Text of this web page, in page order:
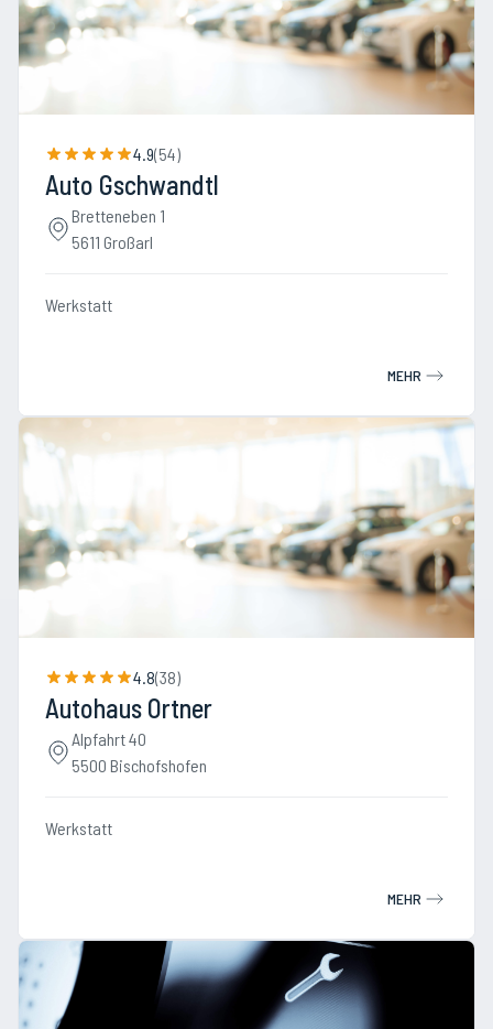
4.9(54)
Auto Gschwandtl
Bretteneben 1
5611 Großarl
Werkstatt
MEHR
4.8(38)
Autohaus Ortner
Alpfahrt 40
5500 Bischofshofen
Werkstatt
MEHR